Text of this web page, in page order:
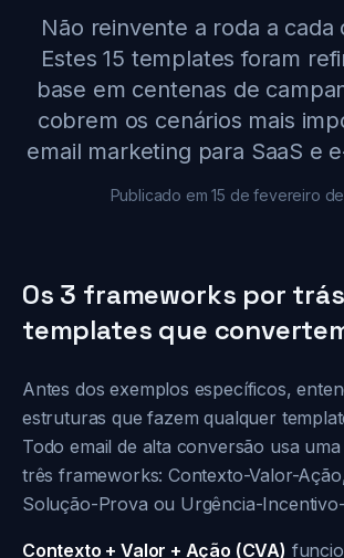
Não reinvente a roda a cada
Estes 15 templates foram
base em centenas de
cobrem os cenários mais
email marketing para SaaS e
Publicado em 15 de fevereiro
Os 3 frameworks por
templates que
Antes dos exemplos específicos,
estruturas que fazem qualquer
Todo email de alta conversão usa
três frameworks: Contexto-Valor-
Solução-Prova ou Urgência-
Contexto + Valor + Ação (CVA)